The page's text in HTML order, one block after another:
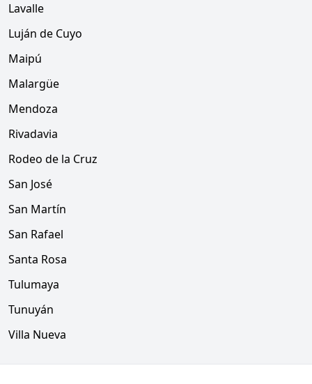
Lavalle
Luján de Cuyo
Maipú
Malargüe
Mendoza
Rivadavia
Rodeo de la Cruz
San José
San Martín
San Rafael
Santa Rosa
Tulumaya
Tunuyán
Villa Nueva